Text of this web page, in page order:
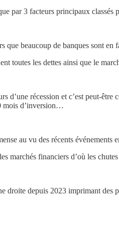
par 3 facteurs principaux classés
que beaucoup de banques sont
toutes les dettes ainsi que le
d’une récession et c’est peut-
mois d’inversion…
au vu des récents
marchés financiers d’où les
depuis 2023 imprimant